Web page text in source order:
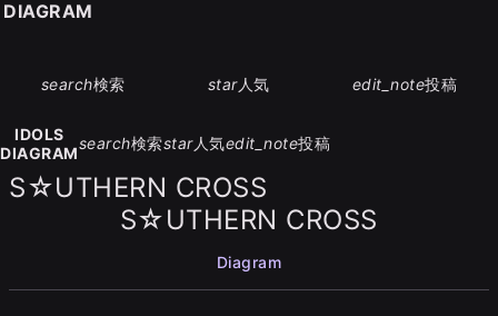
search検索 star人気 edit_note投稿
IDOLS
DIAGRAM
search検索star人気edit_note投稿
S☆UTHERN CROSS
S☆UTHERN CROSS
Diagram